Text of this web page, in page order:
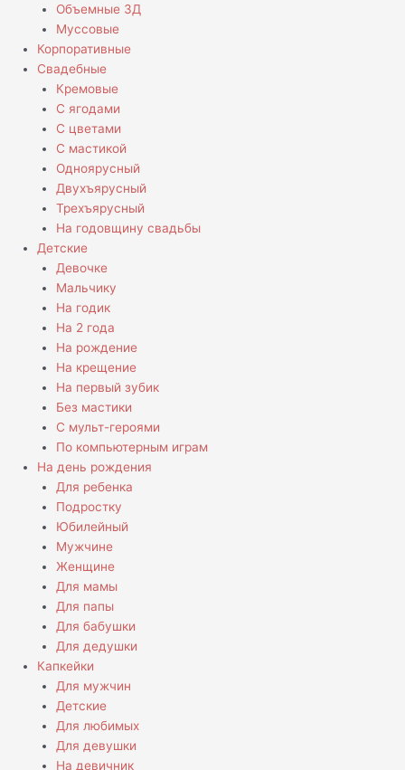
Объемные 3Д
Муссовые
Корпоративные
Свадебные
Кремовые
С ягодами
С цветами
С мастикой
Одноярусный
Двухъярусный
Трехъярусный
На годовщину свадьбы
Детские
Девочке
Мальчику
На годик
На 2 года
На рождение
На крещение
На первый зубик
Без мастики
С мульт-героями
По компьютерным играм
На день рождения
Для ребенка
Подростку
Юбилейный
Мужчине
Женщине
Для мамы
Для папы
Для бабушки
Для дедушки
Капкейки
Для мужчин
Детские
Для любимых
Для девушки
На девичник